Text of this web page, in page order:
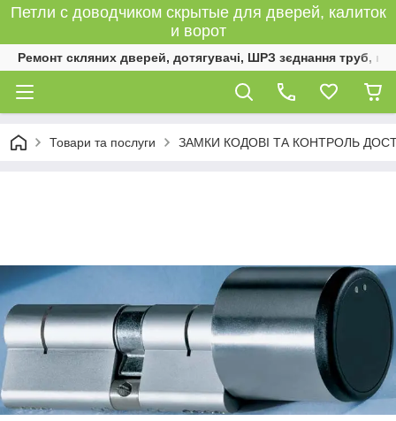
Петли с доводчиком скрытые для дверей, калиток
и ворот
Ремонт скляних дверей, дотягувачі, ШРЗ зєднання труб,
Товари та послуги ЗАМКИ КОДОВІ ТА КОНТРОЛЬ